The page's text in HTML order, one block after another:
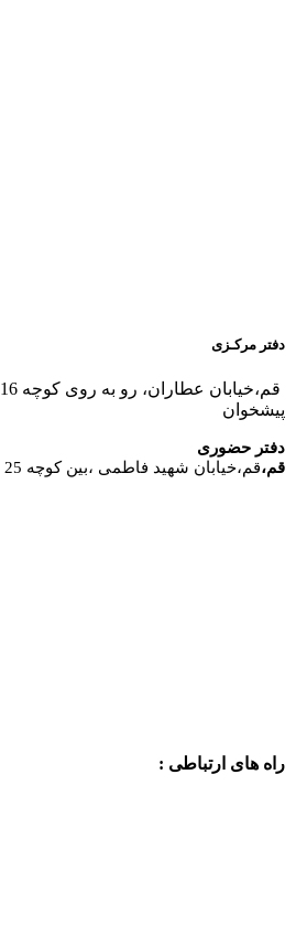
دفتر مرکـزی
پیشخوان
دفتر حضوری
قم،قم،خیابان شهید فاطمی ،بین کوچه 25 و 27، رو به روی بهزیستی
راه های ارتباطی :